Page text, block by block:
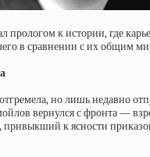
прологом к истории, где
в сравнении с их общим
но лишь недавно
вернулся с фронта —
к ясности